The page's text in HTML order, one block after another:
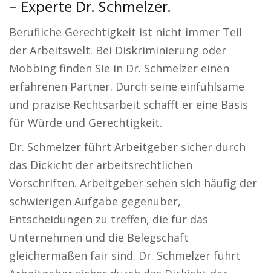
– Experte Dr. Schmelzer.
Berufliche Gerechtigkeit ist nicht immer Teil
der Arbeitswelt. Bei Diskriminierung oder
Mobbing finden Sie in Dr. Schmelzer einen
erfahrenen Partner. Durch seine einfühlsame
und präzise Rechtsarbeit schafft er eine Basis
für Würde und Gerechtigkeit.
Dr. Schmelzer führt Arbeitgeber sicher durch
das Dickicht der arbeitsrechtlichen
Vorschriften. Arbeitgeber sehen sich häufig der
schwierigen Aufgabe gegenüber,
Entscheidungen zu treffen, die für das
Unternehmen und die Belegschaft
gleichermaßen fair sind. Dr. Schmelzer führt